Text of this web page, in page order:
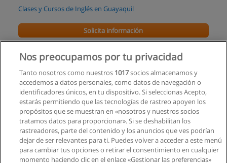
Clases y Cursos de Inglés en Guayaquil
Solicita información
Cursos de Inglés para Nivel Principientes
Beginners
Clases y Cursos de Inglés en Guayaquil
Solicita información
Curso - Taller Taster Icelt
International House Quito-Guayaquil
Solicita información
Nos preocupamos por tu privacidad
Tanto nosotros como nuestros 1017socios almacenamos y
accedemos a datos personales, como datos de navegación o
identificadores únicos, en tu dispositivo. Si seleccionas Acepto,
estarás permitiendo que las tecnologías de rastreo apoyen los
propósitos que se muestran en «nosotros y nuestros socios
tratamos datos para proporcionar». Si se deshabilitan los
rastreadores, parte del contenido y los anuncios que ves podrían
dejar de ser relevantes para ti. Puedes volver a acceder a este menú
para cambiar tus opciones o retirar el consentimiento en cualquier
momento haciendo clic en el enlace «Gestionar las preferencias»